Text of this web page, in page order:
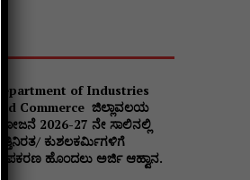
Department of Industries
and Commerce ಜಿಲ್ಲಾವಲಯ
ಯೋಜನೆ 2026-27 ನೇ ಸಾಲಿನಲ್ಲಿ
ವೃತ್ತಿನಿರತ/ ಕುಶಲಕರ್ಮಿಗಳಿಗೆ
ಉಪಕರಣ ಹೊಂದಲು ಅರ್ಜಿ ಆಹ್ವಾನ.